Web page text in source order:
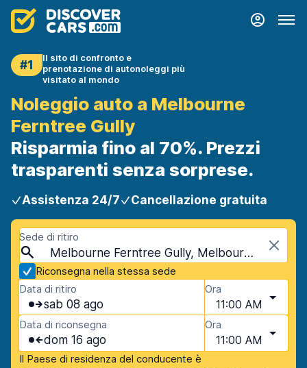
#1
Il sito di confronto e
prenotazione di autonoleggi più
visitato al mondo
Noleggio auto a Melbourne
Ferntree Gully
Risparmia fino al 70%. Prezzi
trasparenti senza sorprese.
Assistenza 24/7 Cancellazione gratuita
Sede di ritiro
Melbourne Ferntree Gully, Melbourne, Australia
Riconsegna nella stessa sede
Data di ritiro
sab 08 ago
Ora
11:00 AM
Data di riconsegna
dom 16 ago
Ora
11:00 AM
Il Paese di residenza del conducente è